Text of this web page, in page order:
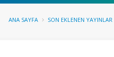
ANA SAYFA SON EKLENEN YAYINLAR